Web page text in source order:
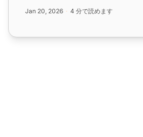
削減し、様々なメールクライアント
Jan 20, 2026 4 分で読めます